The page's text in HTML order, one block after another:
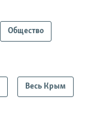
Общество
Весь Крым